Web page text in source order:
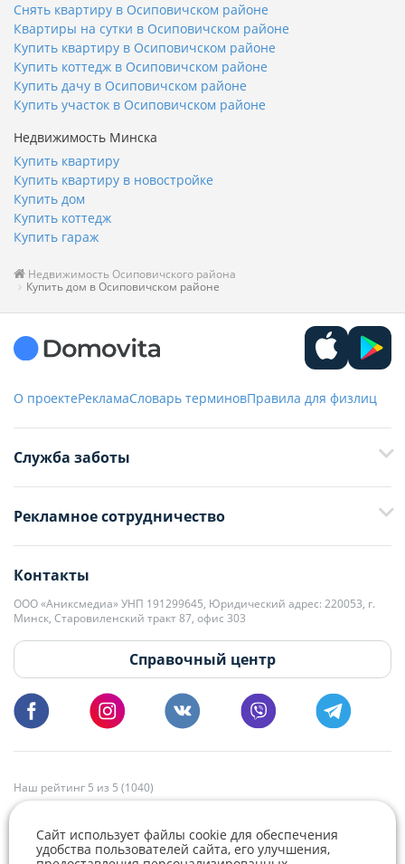
Снять квартиру в Осиповичском районе
Квартиры на сутки в Осиповичском районе
Купить квартиру в Осиповичском районе
Купить коттедж в Осиповичском районе
Купить дачу в Осиповичском районе
Купить участок в Осиповичском районе
Недвижимость Минска
Купить квартиру
Купить квартиру в новостройке
Купить дом
Купить коттедж
Купить гараж
Недвижимость Осиповичского района
Купить дом в Осиповичском районе
О проектеРекламаСловарь терминовПравила для физлиц
Служба заботы
+375 33 376-13-70
editor@domovita.by
Мы принимаем звонки и отвечаем на письма в будние дни с 9:00 до
18:00.
Рекламное сотрудничество
kb@domovita.by
+375 29 179-11-28 Владислав Гладченко
vg@domovita.by
Пишите и звоните нам в будние дни с 8:00 до 20:00.
Контакты
ООО «Аниксмедиа» УНП 191299645, Юридический адрес: 220053, г.
Минск, Старовиленский тракт 87, офис 303
Справочный центр
Наш рейтинг 5 из 5 (1040)
Сайт использует файлы cookie для обеспечения
удобства пользователей сайта, его улучшения,